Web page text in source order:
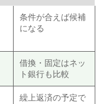
条件が合えば候補
になる
借換・固定はネッ
ト銀行も比較
繰上返済の予定で